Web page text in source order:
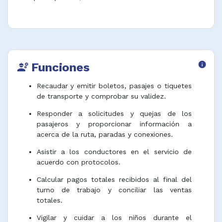
engineering Funciones info
Recaudar y emitir boletos, pasajes o tiquetes
de transporte y comprobar su validez.
Responder a solicitudes y quejas de los
pasajeros y proporcionar información a
acerca de la ruta, paradas y conexiones.
Asistir a los conductores en el servicio de
acuerdo con protocolos.
Calcular pagos totales recibidos al final del
turno de trabajo y conciliar las ventas
totales.
Vigilar y cuidar a los niños durante el